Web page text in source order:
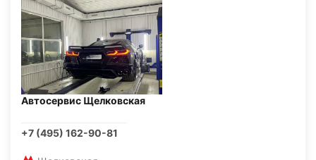
Автосервис Щелковская
+7 (495) 162-90-81